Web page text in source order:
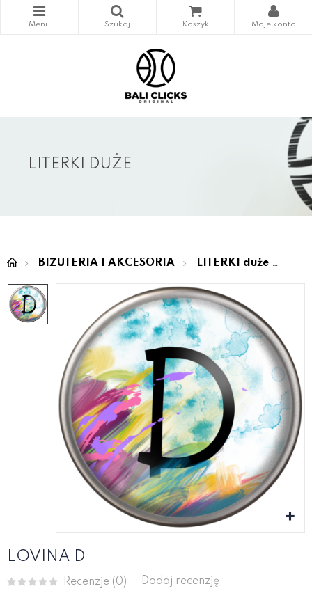
LITERKI DUŻE
BIŻUTERIA I AKCESORIA LITERKI duże
LOVINA D
Recenzje (0) Dodaj recenzję